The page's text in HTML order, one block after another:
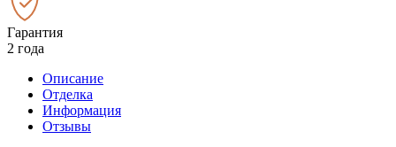
Гарантия
2 года
Описание
Отделка
Информация
Отзывы